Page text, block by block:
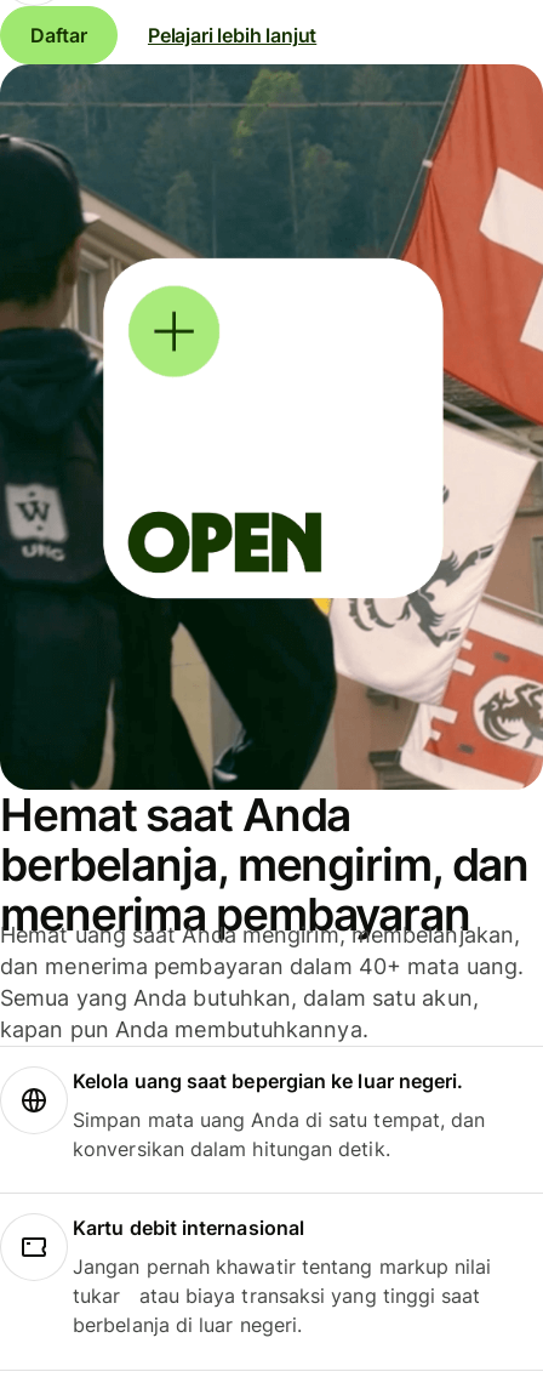
Daftar Pelajari lebih lanjut
Hemat saat Anda
berbelanja, mengirim, dan
menerima pembayaran
Hemat uang saat Anda mengirim, membelanjakan,
dan menerima pembayaran dalam 40+ mata uang.
Semua yang Anda butuhkan, dalam satu akun,
kapan pun Anda membutuhkannya.
Kelola uang saat bepergian ke luar negeri.
Simpan mata uang Anda di satu tempat, dan
konversikan dalam hitungan detik.
Kartu debit internasional
Jangan pernah khawatir tentang markup nilai
tukar atau biaya transaksi yang tinggi saat
berbelanja di luar negeri.